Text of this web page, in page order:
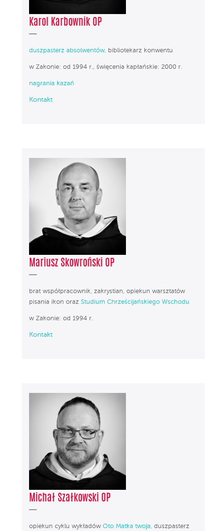
Karol Karbownik OP
duszpasterz absolwentów, bibliotekarz konwentu
w Zakonie: od 1994 r., święcenia kapłańskie: 2000 r.
nagrania kazań
Kontakt
Mariusz Skowroński OP
brat współpracownik, zakrystian, opiekun warsztatów
pisania ikon oraz Studium Chrześcijańskiego Wschodu
w Zakonie: od 1994 r.
Kontakt
Michał Szałkowski OP
opiekun cyklu wykładów Oto Matka twoja, duszpasterz